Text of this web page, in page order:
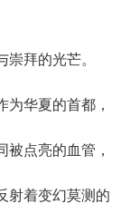
拜的光芒。
华夏的首都，
点亮的血管，
射着变幻莫测的